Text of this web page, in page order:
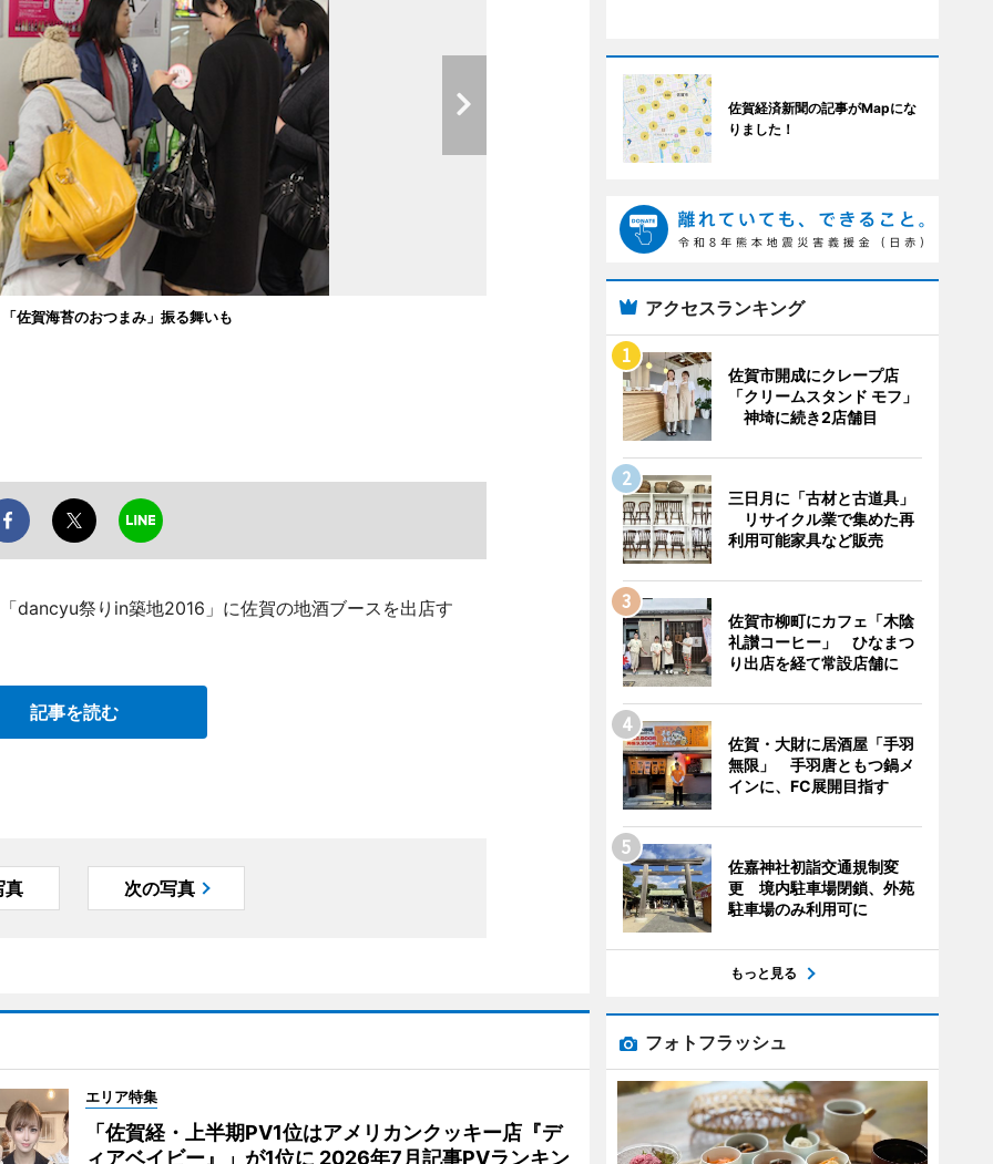
佐賀海苔のおつまみ」振る舞いも
dancyu祭りin築地2016」に佐賀の地酒ブースを出店す
記事を読む
真 次の写真
エリア特集
「佐賀経・上半期PV1位はアメリカンクッキー店『デ
ィアベイビー』」が1位に 2026年7月記事PVランキン
佐賀経済新聞の記事がMapにな
りました！
アクセスランキング
佐賀市開成にクレープ店
「クリームスタンド モフ」
神埼に続き2店舗目
三日月に「古材と古道具」
リサイクル業で集めた再
利用可能家具など販売
佐賀市柳町にカフェ「木陰
礼讃コーヒー」 ひなまつ
り出店を経て常設店舗に
佐賀・大財に居酒屋「手羽
無限」 手羽唐ともつ鍋メ
インに、FC展開目指す
佐嘉神社初詣交通規制変
更 境内駐車場閉鎖、外苑
駐車場のみ利用可に
もっと見る
フォトフラッシュ